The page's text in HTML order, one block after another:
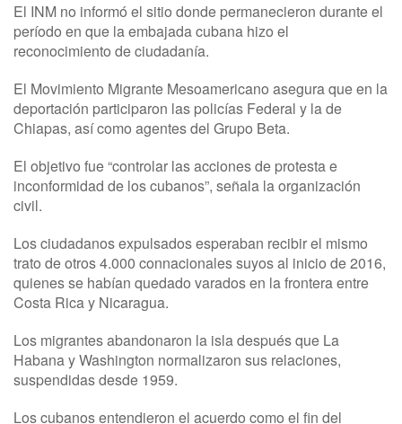
El INM no informó el sitio donde permanecieron durante el
período en que la embajada cubana hizo el
reconocimiento de ciudadanía.
El Movimiento Migrante Mesoamericano asegura que en la
deportación participaron las policías Federal y la de
Chiapas, así como agentes del Grupo Beta.
El objetivo fue “controlar las acciones de protesta e
inconformidad de los cubanos”, señala la organización
civil.
Los ciudadanos expulsados esperaban recibir el mismo
trato de otros 4.000 connacionales suyos al inicio de 2016,
quienes se habían quedado varados en la frontera entre
Costa Rica y Nicaragua.
Los migrantes abandonaron la isla después que La
Habana y Washington normalizaron sus relaciones,
suspendidas desde 1959.
Los cubanos entendieron el acuerdo como el fin del